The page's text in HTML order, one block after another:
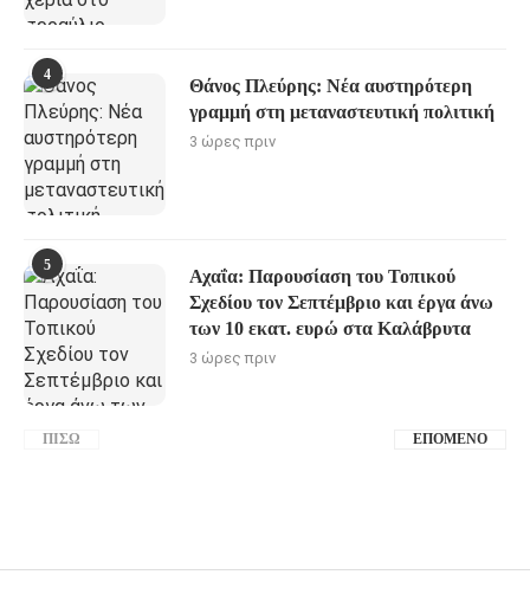
4
Θάνος Πλεύρης: Νέα αυστηρότερη
γραμμή στη μεταναστευτική πολιτική
3 ώρες πριν
5
Αχαΐα: Παρουσίαση του Τοπικού
Σχεδίου τον Σεπτέμβριο και έργα άνω
των 10 εκατ. ευρώ στα Καλάβρυτα
3 ώρες πριν
ΠΊΣΩ ΕΠΌΜΕΝΟ